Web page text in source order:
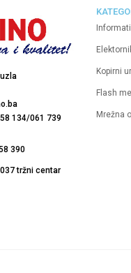
134/061 739
390
tržni centar
Kopirni
Flash
Mrežna